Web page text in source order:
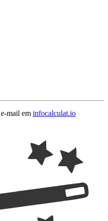
mail em infocalculat.io